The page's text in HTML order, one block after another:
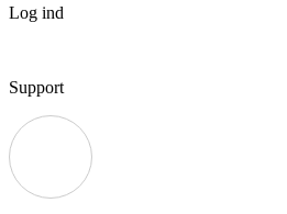
Log ind
Support